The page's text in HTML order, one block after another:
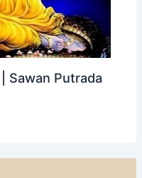
| Sawan Putrada